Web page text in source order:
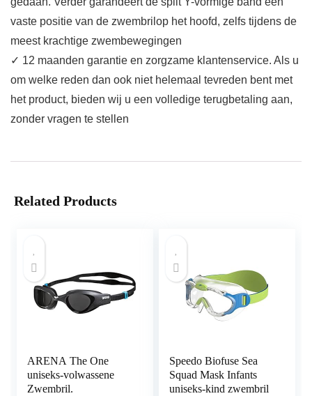
vaste positie van de zwembrilop het hoofd, zelfs tijdens de
meest krachtige zwembewegingen
✓ 12 maanden garantie en zorgzame klantenservice. Als u
om welke reden dan ook niet helemaal tevreden bent met
het product, bieden wij u een volledige terugbetaling aan,
zonder vragen te stellen
Related Products
ARENA The One
uniseks-volwassene
Zwembril.
Speedo Biofuse Sea
Squad Mask Infants
uniseks-kind zwembril